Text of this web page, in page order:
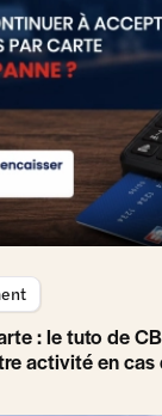
: le tuto de
activité en cas